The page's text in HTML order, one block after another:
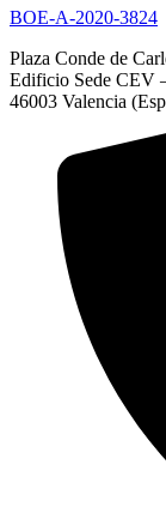
BOE-A-2020-3824
Plaza Conde de
Edificio Sede CEV
46003 Valencia